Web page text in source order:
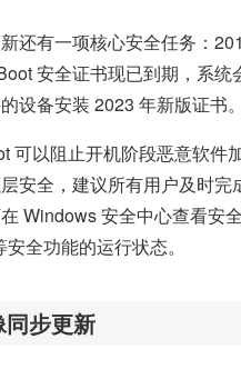
还有一项核心安全任务：
安全证书现已到期，系统
设备安装 2023 年新版证书。
可以阻止开机阶段恶意软件
安全，建议所有用户及时完
Windows 安全中心查看安
全功能的运行状态。
步更新